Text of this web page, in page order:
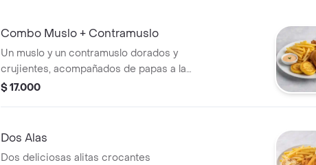
Combo Muslo + Contramuslo
Un muslo y un contramuslo dorados y
crujientes, acompañados de papas a la
francesa, dos arepitas, tártara y miel.
$ 17.000
Dos Alas
Dos deliciosas alitas crocantes